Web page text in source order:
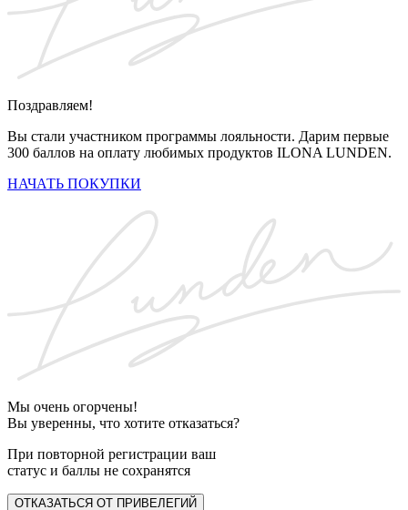
Поздравляем!
Вы стали участником программы лояльности. Дарим первые
300 баллов на оплату любимых продуктов ILONA LUNDEN.
НАЧАТЬ ПОКУПКИ
Мы очень огорчены!
Вы уверенны, что хотите отказаться?
При повторной регистрации ваш
статус и баллы не сохранятся
ОТКАЗАТЬСЯ ОТ ПРИВЕЛЕГИЙ